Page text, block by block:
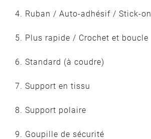
4. Ruban / Auto-adhésif / Stick-on
5. Plus rapide / Crochet et boucle
6. Standard (à coudre)
7. Support en tissu
8. Support polaire
9. Goupille de sécurité